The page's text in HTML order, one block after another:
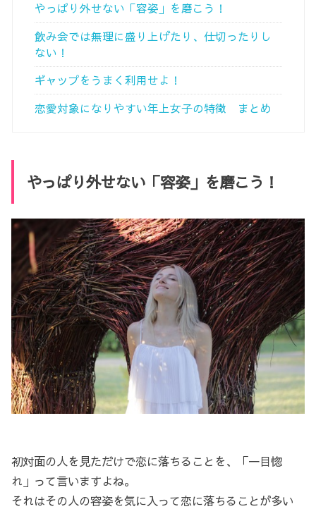
やっぱり外せない「容姿」を磨こう！
飲み会では無理に盛り上げたり、仕切ったりし
ない！
ギャップをうまく利用せよ！
恋愛対象になりやすい年上女子の特徴 まとめ
やっぱり外せない「容姿」を磨こう！
初対面の人を見ただけで恋に落ちることを、「一目惚
れ」って言いますよね。
それはその人の容姿を気に入って恋に落ちることが多い